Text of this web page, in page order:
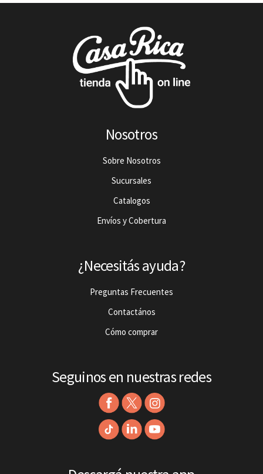
Nosotros
Sobre Nosotros
Sucursales
Catalogos
Envíos y Cobertura
¿Necesitás ayuda?
Preguntas Frecuentes
Contactános
Cómo comprar
Seguinos en nuestras redes